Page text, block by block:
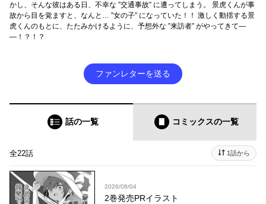
かし、そんな彼はある日、不幸な ”交通事故” に遭ってしまう。 景虎くんが事
故から目を覚ますと、なんと… ”女の子” になっていた！！ 激しく動揺する景
虎くんのもとに、たたみかけるように、予想外な ”来訪者” がやってきて―
―！？！？
ファンレターを送る
話の一覧 コミックスの一覧
全22話 1話から
2026/08/04
2巻発売PRイラスト